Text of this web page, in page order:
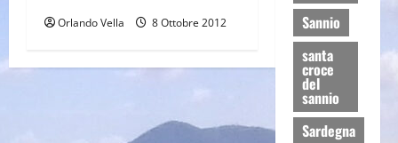
Orlando Vella 8 Ottobre 2012
Sannio
santa
croce
del
sannio
Sardegna